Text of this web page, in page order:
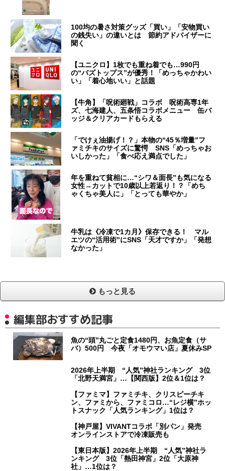
100均の暑さ対策グッズ「買い」「安物買い
の銭失い」の違いとは 節約アドバイザーに
聞く
【ユニクロ】1枚でも重ね着でも…990円
の“バズトップス”が優秀！「めっちゃかわい
い」「着心地いい」と話題
【牛角】「呪術廻戦」コラボ 呪術高専1年
ズ、七海建人、五条悟コラボメニュー 缶バ
ッジ＆クリアカードもらえる
「でけぇ油揚げ！？」本物の“45％増量”フ
ァミチキのサイズに驚愕 SNS「めっちゃお
いしかった」「食べ応え満点でした」
年を重ねて貧相に…“シワ＆面長”も気になる
女性→カットで10歳以上若返り！？「めち
ゃくちゃ美人に」「とっても華やか」
牛乳は《冷凍で1カ月》保存できる！ マル
エツの“活用術”にSNS「天才ですか」「発想
なかった」
もっと見る
編集部おすすめ記事
魚の“頭”丸ごと定食1480円、お魚定食（サ
バ）500円 今夜「オモウマい店」夏休みSP
2026年上半期 “人気”神社ランキング 3位
「北野天満宮」…【関西版】2位＆1位は？
【ファミマ】ファミチキ、クリスピーチキ
ン、ファミから、ファミコロ…“レジ横”ホッ
トスナック「人気ランキング」1位は？
【神戸屋】VIVANTコラボ「別パン」発売
オンラインストアで冷凍販売も
【東日本版】2026年上半期 “人気”神社ラ
ンキング 3位「熱田神宮」2位「大原神
社」…1位は？